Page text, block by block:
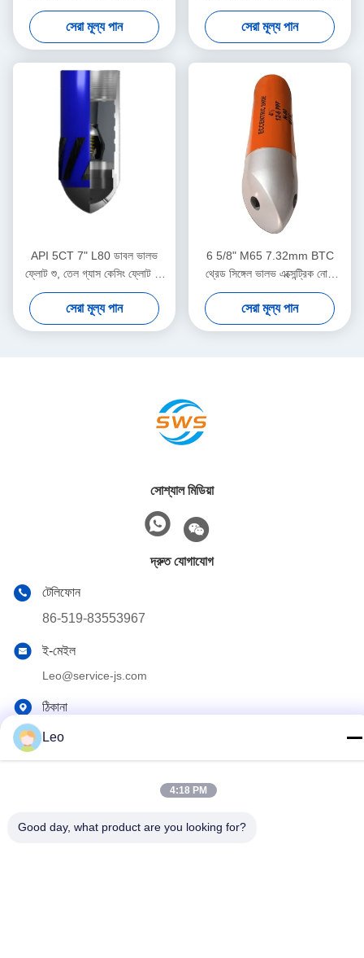
সরঞ্জাম নন-রোটিং একক / ডাবল ভালভ
সেরা মূল্য পান
স্থিতিশীল কেসিং সিমেন্টিং অপারেশন
সমর্থন করে
সেরা মূল্য পান
API 5CT 7" L80 ডাবল ভালভ
ফ্লোট শু, তেল গ্যাস কেসিং ফ্লোট শু,
জটিল ডাউনহোল সিমেন্টিং কাজের জন্য
উপযুক্ত
সেরা মূল্য পান
6 5/8" M65 7.32mm BTC
থ্রেড সিঙ্গেল ভালভ এক্সেন্ট্রিক নোজ
ফ্লোট শু তেলক্ষেত্র সিমেন্টিং
অ্যাপ্লিকেশনের জন্য নিবেদিত
সেরা মূল্য পান
সোশ্যাল মিডিয়া
দ্রুত যোগাযোগ
টেলিফোন
86-519-83553967
ই-মেইল
Leo@service-js.com
ঠিকানা
হাই-টেক ইন্ডাস্ট্রিয়াল পার্ক উজিন জোন, চাংঝু, জিয়াংসু প্রদেশ, চীন
গোপনীয়তা নীতি|সাইটম্যাপ
Service Petroleum Technology Co., Ltd . সমস্ত অধিকার সংরক্ষিত.
Leo
4:18 PM
Good day, what product are you looking for?